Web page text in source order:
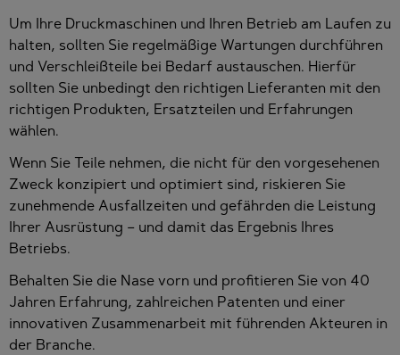
Um Ihre Druckmaschinen und Ihren Betrieb am Laufen zu
halten, sollten Sie regelmäßige Wartungen durchführen
und Verschleißteile bei Bedarf austauschen. Hierfür
sollten Sie unbedingt den richtigen Lieferanten mit den
richtigen Produkten, Ersatzteilen und Erfahrungen
wählen.
Wenn Sie Teile nehmen, die nicht für den vorgesehenen
Zweck konzipiert und optimiert sind, riskieren Sie
zunehmende Ausfallzeiten und gefährden die Leistung
Ihrer Ausrüstung – und damit das Ergebnis Ihres
Betriebs.
Behalten Sie die Nase vorn und profitieren Sie von 40
Jahren Erfahrung, zahlreichen Patenten und einer
innovativen Zusammenarbeit mit führenden Akteuren in
der Branche.